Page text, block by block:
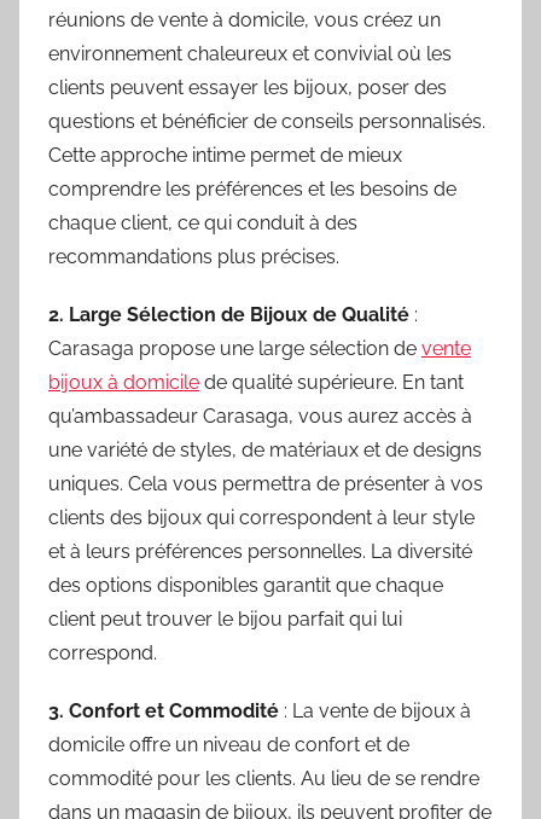
réunions de vente à domicile, vous créez un
environnement chaleureux et convivial où les
clients peuvent essayer les bijoux, poser des
questions et bénéficier de conseils personnalisés.
Cette approche intime permet de mieux
comprendre les préférences et les besoins de
chaque client, ce qui conduit à des
recommandations plus précises.
2. Large Sélection de Bijoux de Qualité :
Carasaga propose une large sélection de vente
bijoux à domicile de qualité supérieure. En tant
qu’ambassadeur Carasaga, vous aurez accès à
une variété de styles, de matériaux et de designs
uniques. Cela vous permettra de présenter à vos
clients des bijoux qui correspondent à leur style
et à leurs préférences personnelles. La diversité
des options disponibles garantit que chaque
client peut trouver le bijou parfait qui lui
correspond.
3. Confort et Commodité : La vente de bijoux à
domicile offre un niveau de confort et de
commodité pour les clients. Au lieu de se rendre
dans un magasin de bijoux, ils peuvent profiter de